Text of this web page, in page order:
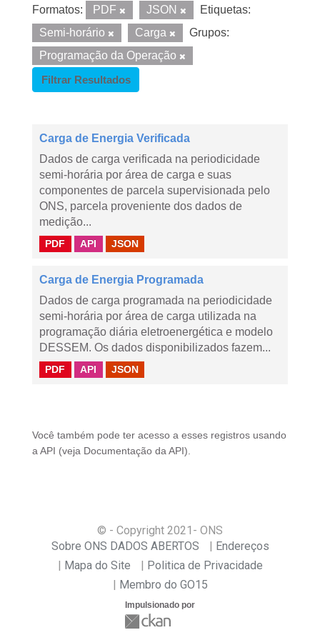
Formatos: PDF JSON
Etiquetas:
Semi-horário
Carga
Grupos:
Programação da Operação
Filtrar Resultados
Carga de Energia Verificada
Dados de carga verificada na periodicidade
semi-horária por área de carga e suas
componentes de parcela supervisionada pelo
ONS, parcela proveniente dos dados de
medição...
PDF API JSON
Carga de Energia Programada
Dados de carga programada na periodicidade
semi-horária por área de carga utilizada na
programação diária eletroenergética e modelo
DESSEM. Os dados disponibilizados fazem...
PDF API JSON
Você também pode ter acesso a esses registros usando
a API (veja Documentação da API ).
© - Copyright 2021 - ONS
Sobre ONS DADOS ABERTOS
Endereços
Mapa do Site
Politica de Privacidade
Membro do GO15
Impulsionado por